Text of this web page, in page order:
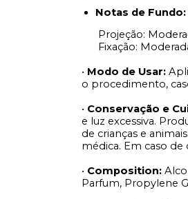
Notas de Fundo:
Projeção:
Fixação:
• Modo de Usar:
o procedimento,
• Conservação e
e luz excessiva.
de crianças e
médica. Em caso
• Composition:
Parfum, Propylene